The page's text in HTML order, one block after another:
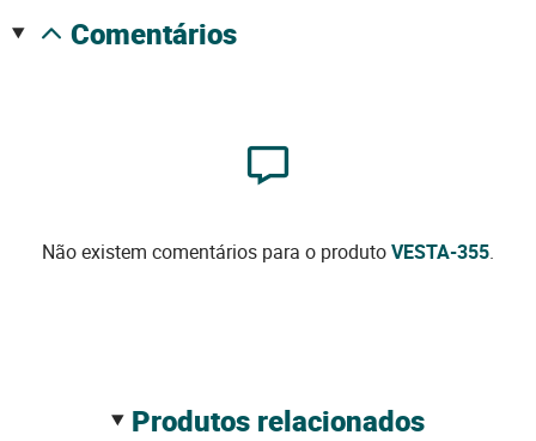
comentários
Não existem comentários para o produtoVESTA-355.
produtos relacionados